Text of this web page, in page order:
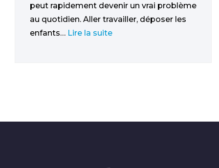
peut rapidement devenir un vrai problème
au quotidien. Aller travailler, déposer les
enfants… Lire la suite